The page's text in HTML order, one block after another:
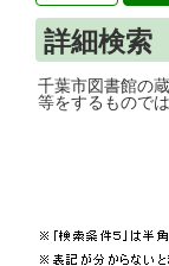
詳細検索
千葉市図
等をするもので